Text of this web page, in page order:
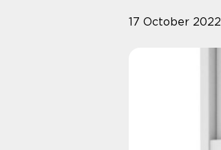
17 October 2022